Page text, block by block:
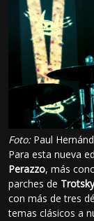
Foto:Paul
Para esta nueva
Perazzo, más
parches de
con más de tres
temas clásicos a